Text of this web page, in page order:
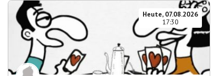
Heute, 07.08.2026
17:30